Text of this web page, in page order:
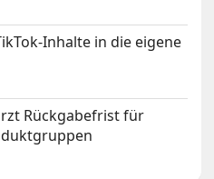
Inhalte in die eigene
Rückgabefrist für